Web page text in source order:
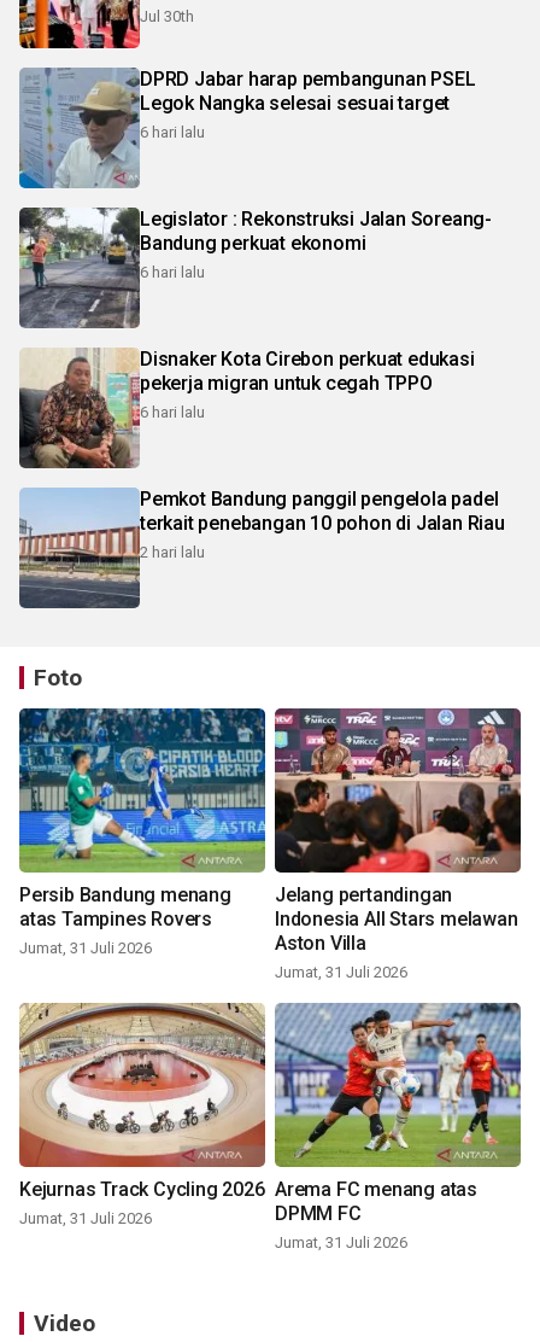
Jul 30th
DPRD Jabar harap pembangunan PSEL
Legok Nangka selesai sesuai target
6 hari lalu
Legislator : Rekonstruksi Jalan Soreang-
Bandung perkuat ekonomi
6 hari lalu
Disnaker Kota Cirebon perkuat edukasi
pekerja migran untuk cegah TPPO
6 hari lalu
Pemkot Bandung panggil pengelola padel
terkait penebangan 10 pohon di Jalan Riau
2 hari lalu
Foto
Persib Bandung menang
atas Tampines Rovers
Jumat, 31 Juli 2026
Jelang pertandingan
Indonesia All Stars melawan
Aston Villa
Jumat, 31 Juli 2026
Kejurnas Track Cycling 2026
Jumat, 31 Juli 2026
Arema FC menang atas
DPMM FC
Jumat, 31 Juli 2026
Video